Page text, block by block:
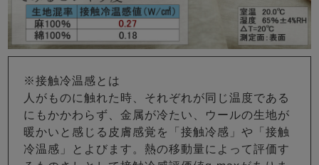
※接触冷温感とは
人がものに触れた時、それぞれが同じ温度である
にもかかわらず、金属が冷たい、ウールの生地が
暖かいと感じる皮膚感覚を「接触冷感」や「接触
冷温感」とよびます。熱の移動量によって評価す